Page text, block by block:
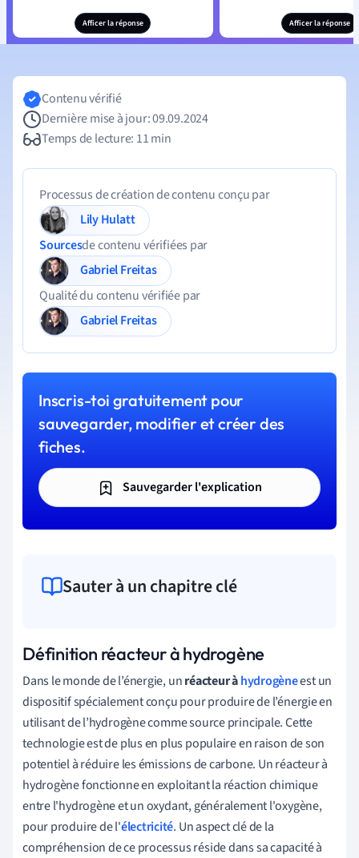
Afficer la réponse Afficer la réponse
Contenu vérifié
Dernière mise à jour: 09.09.2024
Temps de lecture: 11 min
Processus de création de contenu conçu par
Lily Hulatt
Sourcesde contenu vérifiées par
Gabriel Freitas
Qualité du contenu vérifiée par
Gabriel Freitas
Inscris-toi gratuitement pour
sauvegarder, modifier et créer des
fiches.
Sauvegarder l'explication
Sauter à un chapitre clé
Définition réacteur à hydrogène
Dans le monde de l’énergie, unréacteur àhydrogèneest un
dispositif spécialement conçu pour produire de l’énergie en
utilisant de l’hydrogène comme source principale. Cette
technologie est de plus en plus populaire en raison de son
potentiel à réduire les émissions de carbone. Un réacteur à
hydrogène fonctionne en exploitant la réaction chimique
entre l'hydrogène et un oxydant, généralement l'oxygène,
pour produire de l'électricité. Un aspect clé de la
compréhension de ce processus réside dans sa capacité à